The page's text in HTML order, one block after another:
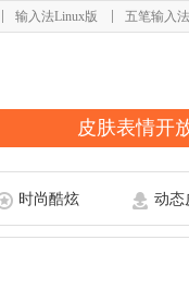
输入法Linux版 五笔输入法
皮肤表情开
时尚酷炫 动态